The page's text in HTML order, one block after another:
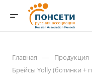
Главная — Продукция
Брейсы Yolly (ботинки +